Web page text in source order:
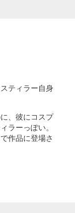
ティラー自身
、彼にコスプ
ラーっぽい。
作品に登場さ